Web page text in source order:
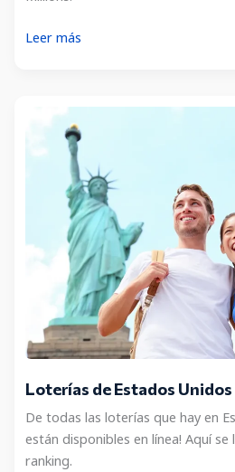
¿Qué
Leer más
Loterías de Estados
De todas las loterías que hay en
están disponibles en línea! Aquí
ranking.